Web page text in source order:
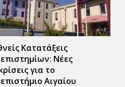
Κατατάξεις
Νέες
για το
Αιγαίου